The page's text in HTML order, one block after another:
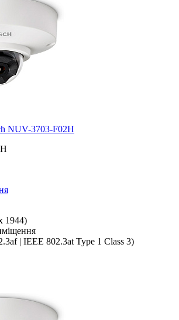
NUV-3703-F02H
1944)
| IEEE 802.3at Type 1 Class 3)